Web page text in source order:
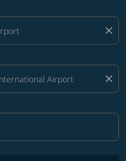
close
close